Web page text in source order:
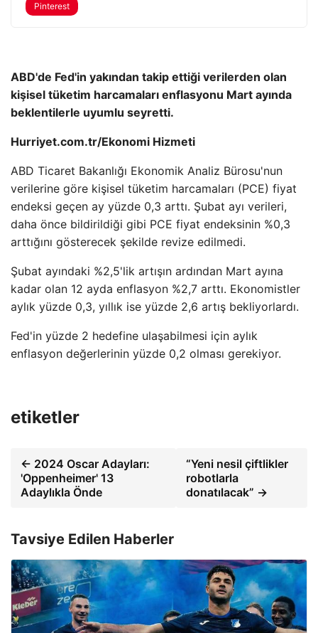
Pinterest
ABD'de Fed'in yakından takip ettiği verilerden olan
kişisel tüketim harcamaları enflasyonu Mart ayında
beklentilerle uyumlu seyretti.
Hurriyet.com.tr/Ekonomi Hizmeti
ABD Ticaret Bakanlığı Ekonomik Analiz Bürosu'nun
verilerine göre kişisel tüketim harcamaları (PCE) fiyat
endeksi geçen ay yüzde 0,3 arttı. Şubat ayı verileri,
daha önce bildirildiği gibi PCE fiyat endeksinin %0,3
arttığını gösterecek şekilde revize edilmedi.
Şubat ayındaki %2,5'lik artışın ardından Mart ayına
kadar olan 12 ayda enflasyon %2,7 arttı. Ekonomistler
aylık yüzde 0,3, yıllık ise yüzde 2,6 artış bekliyorlardı.
Fed'in yüzde 2 hedefine ulaşabilmesi için aylık
enflasyon değerlerinin yüzde 0,2 olması gerekiyor.
etiketler
← 2024 Oscar Adayları:
'Oppenheimer' 13
Adaylıkla Önde
“Yeni nesil çiftlikler
robotlarla
donatılacak” →
Tavsiye Edilen Haberler